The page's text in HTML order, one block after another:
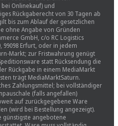
Onlinekauf) und
Rückgaberecht von 30 Tagen ab
bis zum Ablauf der gesetzlichen
ohne Angabe von Gründen
GmbH, c/o RC Logistics
99098 Erfurt, oder in jedem
Markt; zur Fristwahrung genügt
statt Rücksendung die
Rückgabe in einem MediaMarkt
trägt MediaMarktSaturn.
Zahlungsmittel; bei vollständiger
(falls angefallen)
auf zurückgegebene Ware
(wird bei Bestellung angezeigt).
günstigste angebotene